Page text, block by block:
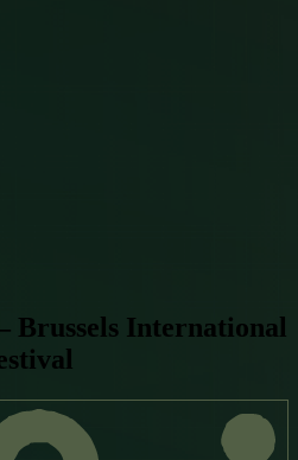
Brussels International